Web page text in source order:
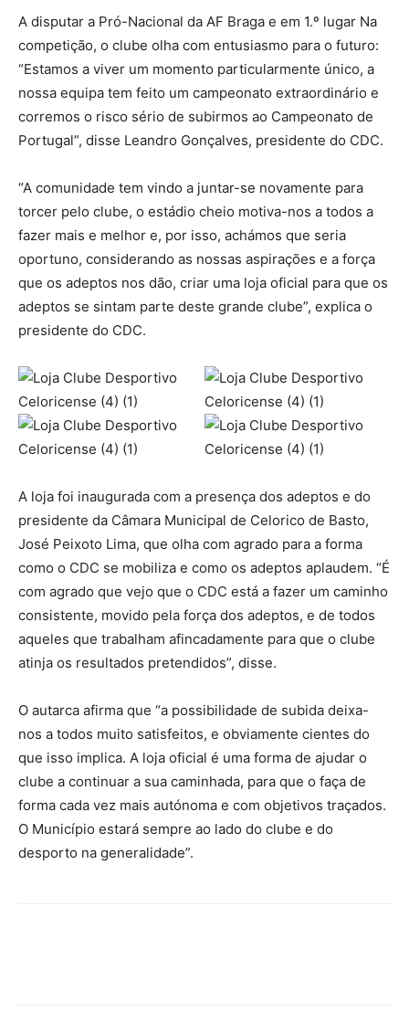
A disputar a Pró-Nacional da AF Braga e em 1.º lugar Na
competição, o clube olha com entusiasmo para o futuro:
“Estamos a viver um momento particularmente único, a
nossa equipa tem feito um campeonato extraordinário e
corremos o risco sério de subirmos ao Campeonato de
Portugal”, disse Leandro Gonçalves, presidente do CDC.
“A comunidade tem vindo a juntar-se novamente para
torcer pelo clube, o estádio cheio motiva-nos a todos a
fazer mais e melhor e, por isso, achámos que seria
oportuno, considerando as nossas aspirações e a força
que os adeptos nos dão, criar uma loja oficial para que os
adeptos se sintam parte deste grande clube”, explica o
presidente do CDC.
A loja foi inaugurada com a presença dos adeptos e do
presidente da Câmara Municipal de Celorico de Basto,
José Peixoto Lima, que olha com agrado para a forma
como o CDC se mobiliza e como os adeptos aplaudem. “É
com agrado que vejo que o CDC está a fazer um caminho
consistente, movido pela força dos adeptos, e de todos
aqueles que trabalham afincadamente para que o clube
atinja os resultados pretendidos”, disse.
O autarca afirma que “a possibilidade de subida deixa-
nos a todos muito satisfeitos, e obviamente cientes do
que isso implica. A loja oficial é uma forma de ajudar o
clube a continuar a sua caminhada, para que o faça de
forma cada vez mais autónoma e com objetivos traçados.
O Município estará sempre ao lado do clube e do
desporto na generalidade”.